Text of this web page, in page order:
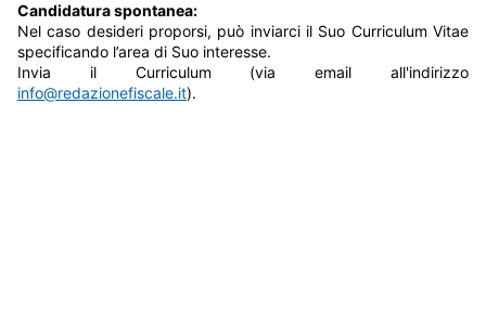
Candidatura spontanea:
Nel caso desideri proporsi, può inviarci il Suo Curriculum Vitae
specificando l’area di Suo interesse.
Invia il Curriculum (via email all'indirizzo
info@redazionefiscale.it).